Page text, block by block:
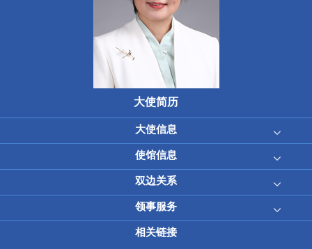
大使简历
大使信息
使馆信息
双边关系
领事服务
相关链接